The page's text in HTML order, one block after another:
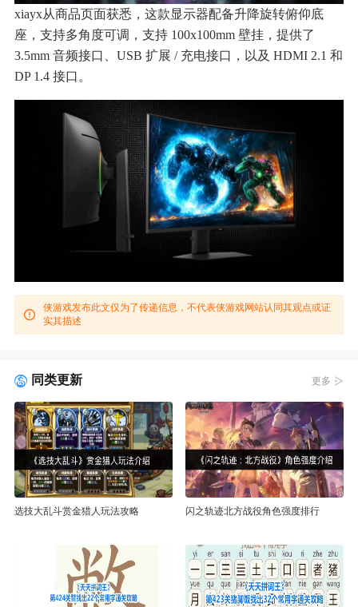
xiayx从商品页面获悉，这款显示器配备升降旋转俯仰底
座，支持多角度可调，支持 100x100mm 壁挂，提供了
3.5mm 音频接口、USB 扩展 / 充电接口，以及 HDMI 2.1 和
DP 1.4 接口。
侠游戏发布此文仅为了传递信息，不代表侠游戏网站认同其观点或证
实其描述
同类更新 更多
选技大乱斗赏金猎人玩法攻略 闪之轨迹北方战役角色强度排行